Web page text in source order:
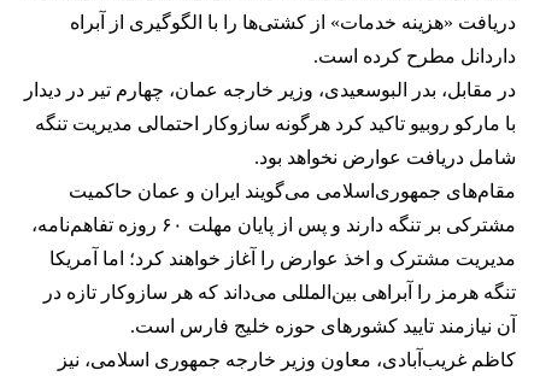
دریافت «هزینه خدمات» از کشتی‌ها را با الگوگیری از آبراه
داردانل مطرح کرده است.
در مقابل، بدر البوسعیدی، وزیر خارجه عمان، چهارم تیر در دیدار
با مارکو روبیو تاکید کرد هرگونه سازوکار احتمالی مدیریت تنگه
شامل دریافت عوارض نخواهد بود.
مقام‌های جمهوری‌اسلامی می‌گویند ایران و عمان حاکمیت
مشترکی بر تنگه دارند و پس از پایان مهلت ۶۰ روزه تفاهم‌نامه،
مدیریت مشترک و اخذ عوارض را آغاز خواهند کرد؛ اما آمریکا
تنگه هرمز را آبراهی بین‌المللی می‌داند که هر سازوکار تازه در
آن نیازمند تایید کشورهای حوزه خلیج فارس است.
کاظم غریب‌آبادی، معاون وزیر خارجه جمهوری اسلامی، نیز